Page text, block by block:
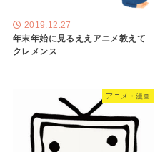
2019.12.27
年末年始に見るええアニメ教えて
クレメンス
アニメ・漫画